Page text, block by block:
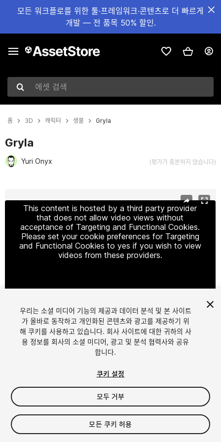
모든 워크플로를 위한 툴·프레임워크·콘텐츠로 더 빠르게
개발 — 전 품목 50% 할인.
에셋 검색
홈 3D 캐릭터 생물 Gryla
Gryla
Yuri Onyx (평가가 충분하지 않습니다)
This content is hosted by a third party provider
that does not allow video views without
acceptance of Targeting and Functional Cookies.
Please set your cookie preferences for Targeting
and Functional Cookies to yes if you wish to view
videos from these providers.
1/20
$9
세금/부가세는 결제 시 반영됩니다.
우리는 소셜 미디어 기능의 제공과 데이터 분석 및 본 사이트
가 올바로 동작하고 개인화된 콘텐츠와 광고를 제공하기 위
해 쿠키를 사용하고 있습니다. 회사 사이트에 대한 귀하의 사
용 정보를 회사의 소셜 미디어, 광고 및 분석 협력사와 공유
합니다.
쿠키 설정
모두 거부
모든 쿠키 허용